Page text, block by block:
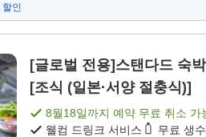
할인
[글로벌 전용]스탠다드 숙
[조식 (일본·서양 절충식)]
8월18일까지 예약 무료 취소 가
웰컴 드링크 서비스
무료 생수